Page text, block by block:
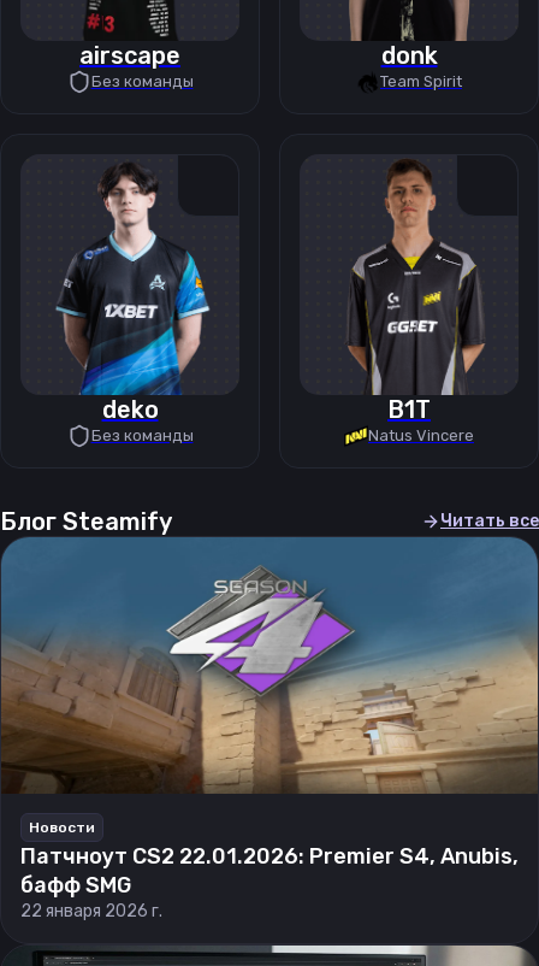
airscape
Без команды
donk
Team Spirit
deko
Без команды
B1T
Natus Vincere
Блог Steamify Читать все
Новости
Патчноут CS2 22.01.2026: Premier S4, Anubis,
бафф SMG
22 января 2026 г.